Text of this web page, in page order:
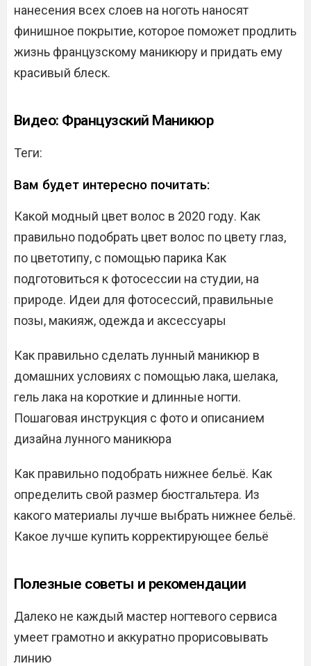
нанесения всех слоев на ноготь наносят
финишное покрытие, которое поможет продлить
жизнь французскому маникюру и придать ему
красивый блеск.
Видео: Французский Маникюр
Теги:
Вам будет интересно почитать:
Какой модный цвет волос в 2020 году. Как
правильно подобрать цвет волос по цвету глаз,
по цветотипу, с помощью парика Как
подготовиться к фотосессии на студии, на
природе. Идеи для фотосессий, правильные
позы, макияж, одежда и аксессуары
Как правильно сделать лунный маникюр в
домашних условиях с помощью лака, шелака,
гель лака на короткие и длинные ногти.
Пошаговая инструкция с фото и описанием
дизайна лунного маникюра
Как правильно подобрать нижнее бельё. Как
определить свой размер бюстгальтера. Из
какого материалы лучше выбрать нижнее бельё.
Какое лучше купить корректирующее бельё
Полезные советы и рекомендации
Далеко не каждый мастер ногтевого сервиса
умеет грамотно и аккуратно прорисовывать
линию